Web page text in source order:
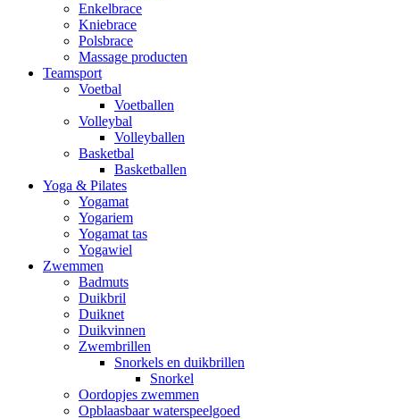
Enkelbrace
Kniebrace
Polsbrace
Massage producten
Teamsport
Voetbal
Voetballen
Volleybal
Volleyballen
Basketbal
Basketballen
Yoga & Pilates
Yogamat
Yogariem
Yogamat tas
Yogawiel
Zwemmen
Badmuts
Duikbril
Duiknet
Duikvinnen
Zwembrillen
Snorkels en duikbrillen
Snorkel
Oordopjes zwemmen
Opblaasbaar waterspeelgoed